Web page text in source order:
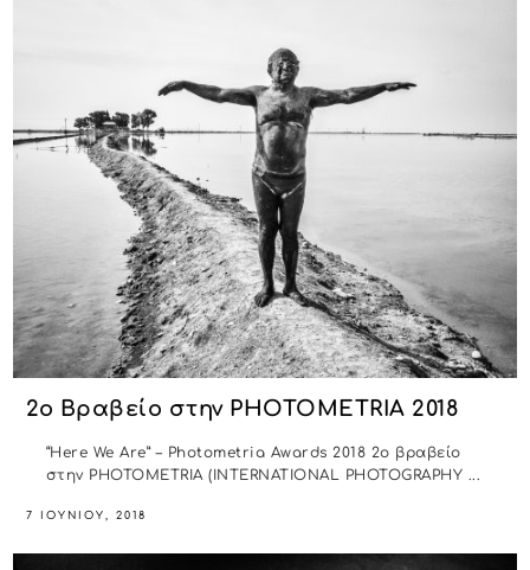
2o Βραβείο στην PHOTOMETRIA 2018
“Here We Are” – Photometria Awards 2018 2ο βραβείο
στην PHOTOMETRIA (INTERNATIONAL PHOTOGRAPHY ...
7 ΙΟΥΝΊΟΥ, 2018